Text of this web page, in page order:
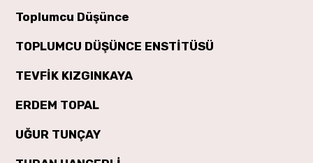
Toplumcu Düşünce
TOPLUMCU DÜŞÜNCE ENSTİTÜSÜ
TEVFİK KIZGINKAYA
ERDEM TOPAL
UĞUR TUNÇAY